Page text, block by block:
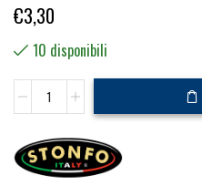
€3,30
10 disponibili
Syntetic
Maggots